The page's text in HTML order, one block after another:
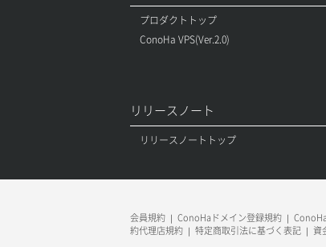
サーバー詳細取得
ポートアタッチ
ボリュームアタッチ
プロダクトトップ
ConoHa VPS(Ver.2.0)
リリースノート
リリースノートトップ
会員規約 ConoHaドメイン登録規約
約代理店規約
特定商取引法に基づく表記 資